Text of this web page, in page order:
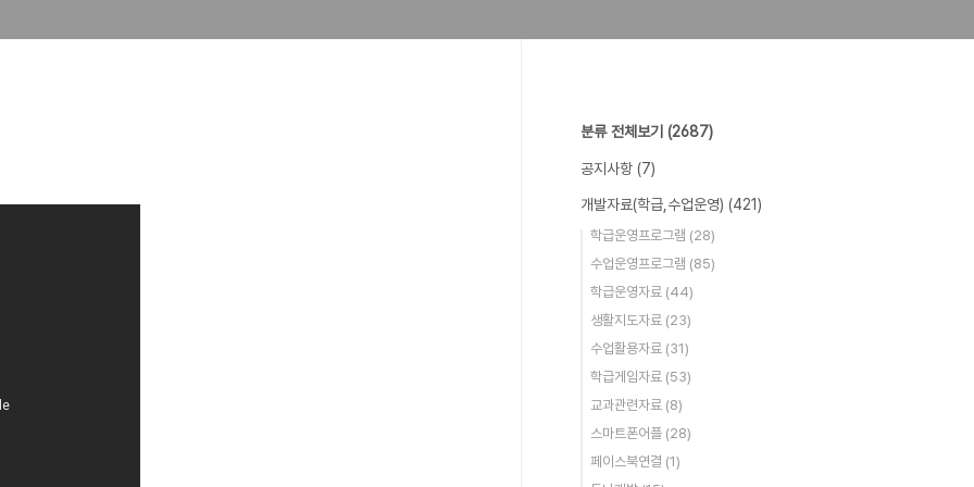
분류 전체보기 (2687)
공지사항 (7)
개발자료(학급,수업운영) (421)
학급운영프로그램 (28)
수업운영프로그램 (85)
학급운영자료 (44)
생활지도자료 (23)
수업활용자료 (31)
학급게임자료 (53)
교과관련자료 (8)
스마트폰어플 (28)
페이스북연결 (1)